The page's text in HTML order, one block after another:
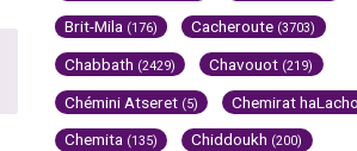
Brit-Mila (176) Cacheroute (3703)
Chabbath (2429) Chavouot (219)
Chémini Atseret (5) Chemirat
Chemita (135) Chiddoukh (200)